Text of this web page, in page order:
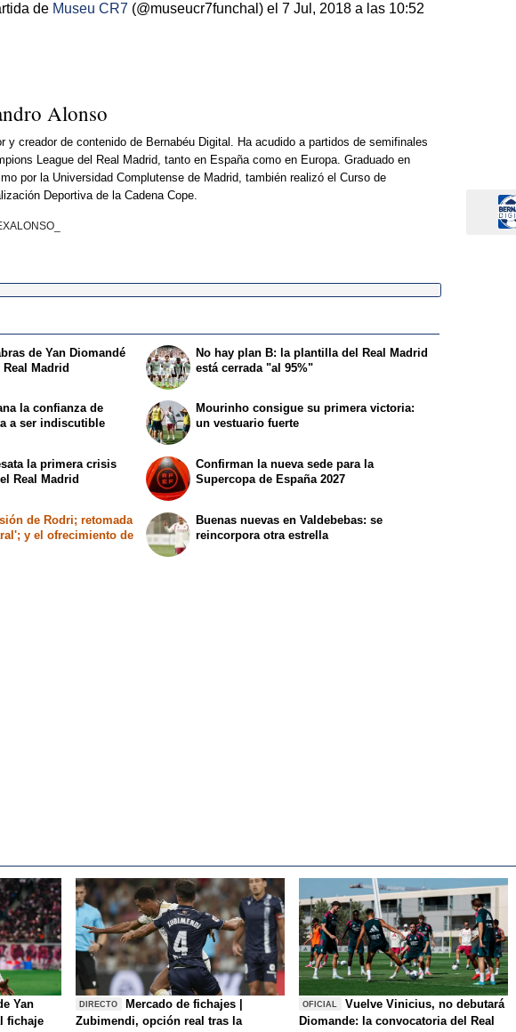
de Museu CR7 (@museucr7funchal) el 7 Jul, 2018 a las 10:52
Alonso
y creador de contenido de Bernabéu Digital. Ha acudido a partidos de semifinales
League del Real Madrid, tanto en España como en Europa. Graduado en
por la Universidad Complutense de Madrid, también realizó el Curso de
Deportiva de la Cadena Cope.
de Yan Diomandé
Madrid
la confianza de
a ser indiscutible
No hay plan B: la plantilla del Real Madrid
está cerrada "al 95%"
Mourinho consigue su primera victoria:
un vestuario fuerte
la primera crisis
Real Madrid
de Rodri; retomada
y el ofrecimiento de
Confirman la nueva sede para la
Supercopa de España 2027
Buenas nuevas en Valdebebas: se
reincorpora otra estrella
Yan
fichaje
DIRECTO
Mercado de fichajes |
Zubimendi, opción real tras la
OFICIAL
Vuelve Vinicius, no debutará
Diomande: la convocatoria del Real